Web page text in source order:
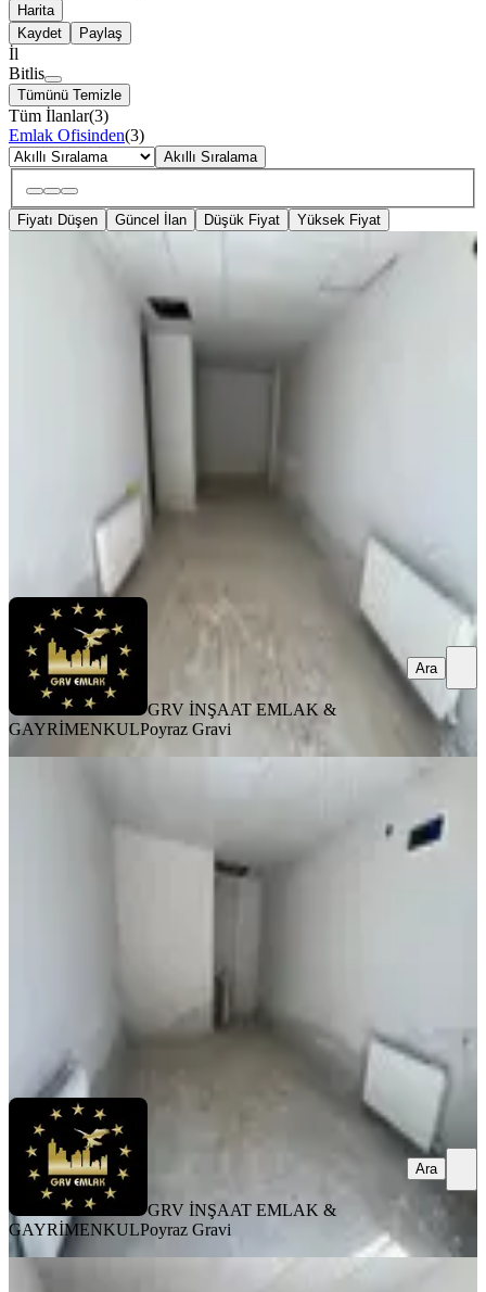
Harita
Kaydet
Paylaş
İl
Bitlis
Tümünü Temizle
Tüm İlanlar(3)
Emlak Ofisinden(3)
Akıllı Sıralama
Fiyatı Düşen Güncel İlan Düşük Fiyat Yüksek Fiyat
Grv Emlaktan Bitlis Beşminare
Mahallesinde Kiralık 25 M2 Dükkan
Mağaza
Bitlis, Merkez
GRV İNŞAAT EMLAK & GAYRİMENKUL Poyraz Gravi
GRV İNŞAAT EMLAK &
GAYRİMENKULPoyraz Gravi
Ara
Mahallesinde Kiralık 16 M2 Dükkan
Bitlis, Merkez
GRV İNŞAAT EMLAK & GAYRİMENKUL Poyraz Gravi
GRV İNŞAAT EMLAK &
GAYRİMENKULPoyraz Gravi
Ara